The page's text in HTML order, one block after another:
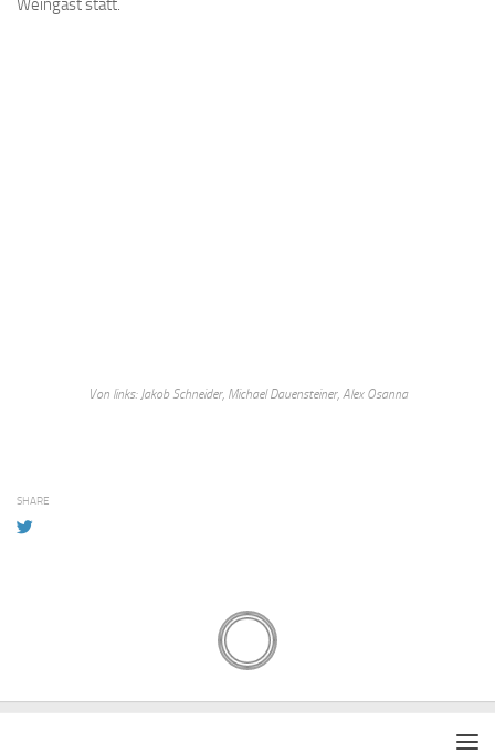
Weingast statt.
Von links: Jakob Schneider, Michael Dauensteiner, Alex Osanna
SHARE